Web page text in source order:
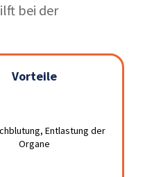
bei der
der
für Rücken- oder
Vorteile
Entlastung der
Organe